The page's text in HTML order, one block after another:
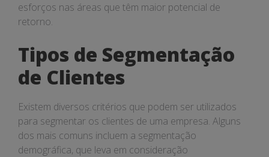
esforços nas áreas que têm maior potencial de
retorno.
Tipos de Segmentação
de Clientes
Existem diversos critérios que podem ser utilizados
para segmentar os clientes de uma empresa. Alguns
dos mais comuns incluem a segmentação
demográfica, que leva em consideração